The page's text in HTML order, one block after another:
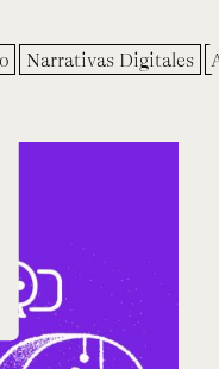
Narrativas Digitales